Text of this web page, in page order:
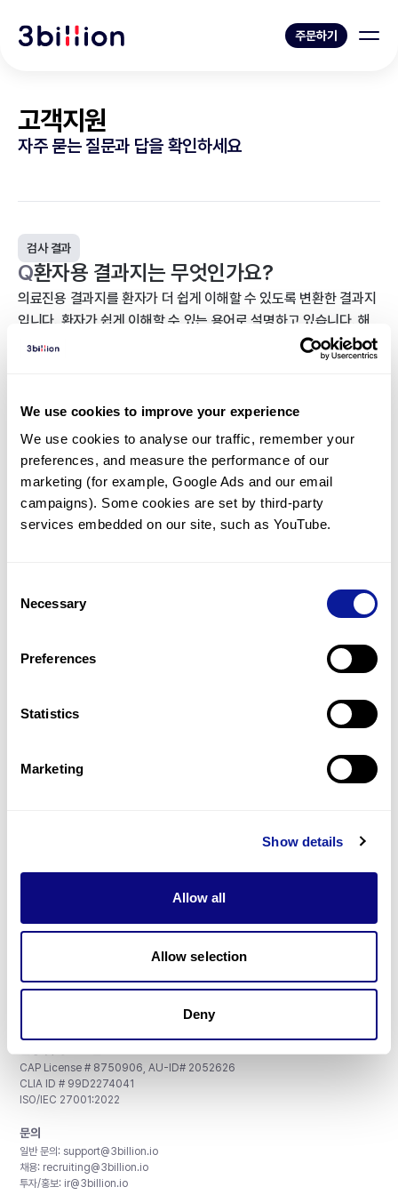
We use cookies to improve your experience
We use cookies to analyse our traffic, remember your
preferences, and measure the performance of our
marketing (for example, Google Ads and our email
campaigns). Some cookies are set by third-party
services embedded on our site, such as YouTube.
Selection
Necessary
Preferences
Statistics
Marketing
Show details
Allow all
Allow selection
Deny
주문하기
고객지원
자주 묻는 질문과 답을 확인하세요
검사 결과
Q환자용 결과지는 무엇인가요?
의료진용 결과지를 환자가 더 쉽게 이해할 수 있도록 변환한 결과지
입니다. 환자가 쉽게 이해할 수 있는 용어로 설명하고 있습니다. 해
당 결과지는 쓰리빌리언이 환자에게 직접 전달할 수 없으며, 상담받
리소스
서울특별시 강남구 테헤란로 415, 8층
CAP License # 8750906, AU-ID# 2052626
CLIA ID # 99D2274041
ISO/IEC 27001:2022
문의
일반 문의: support@3billion.io
채용: recruiting@3billion.io
투자/홍보: ir@3billion.io